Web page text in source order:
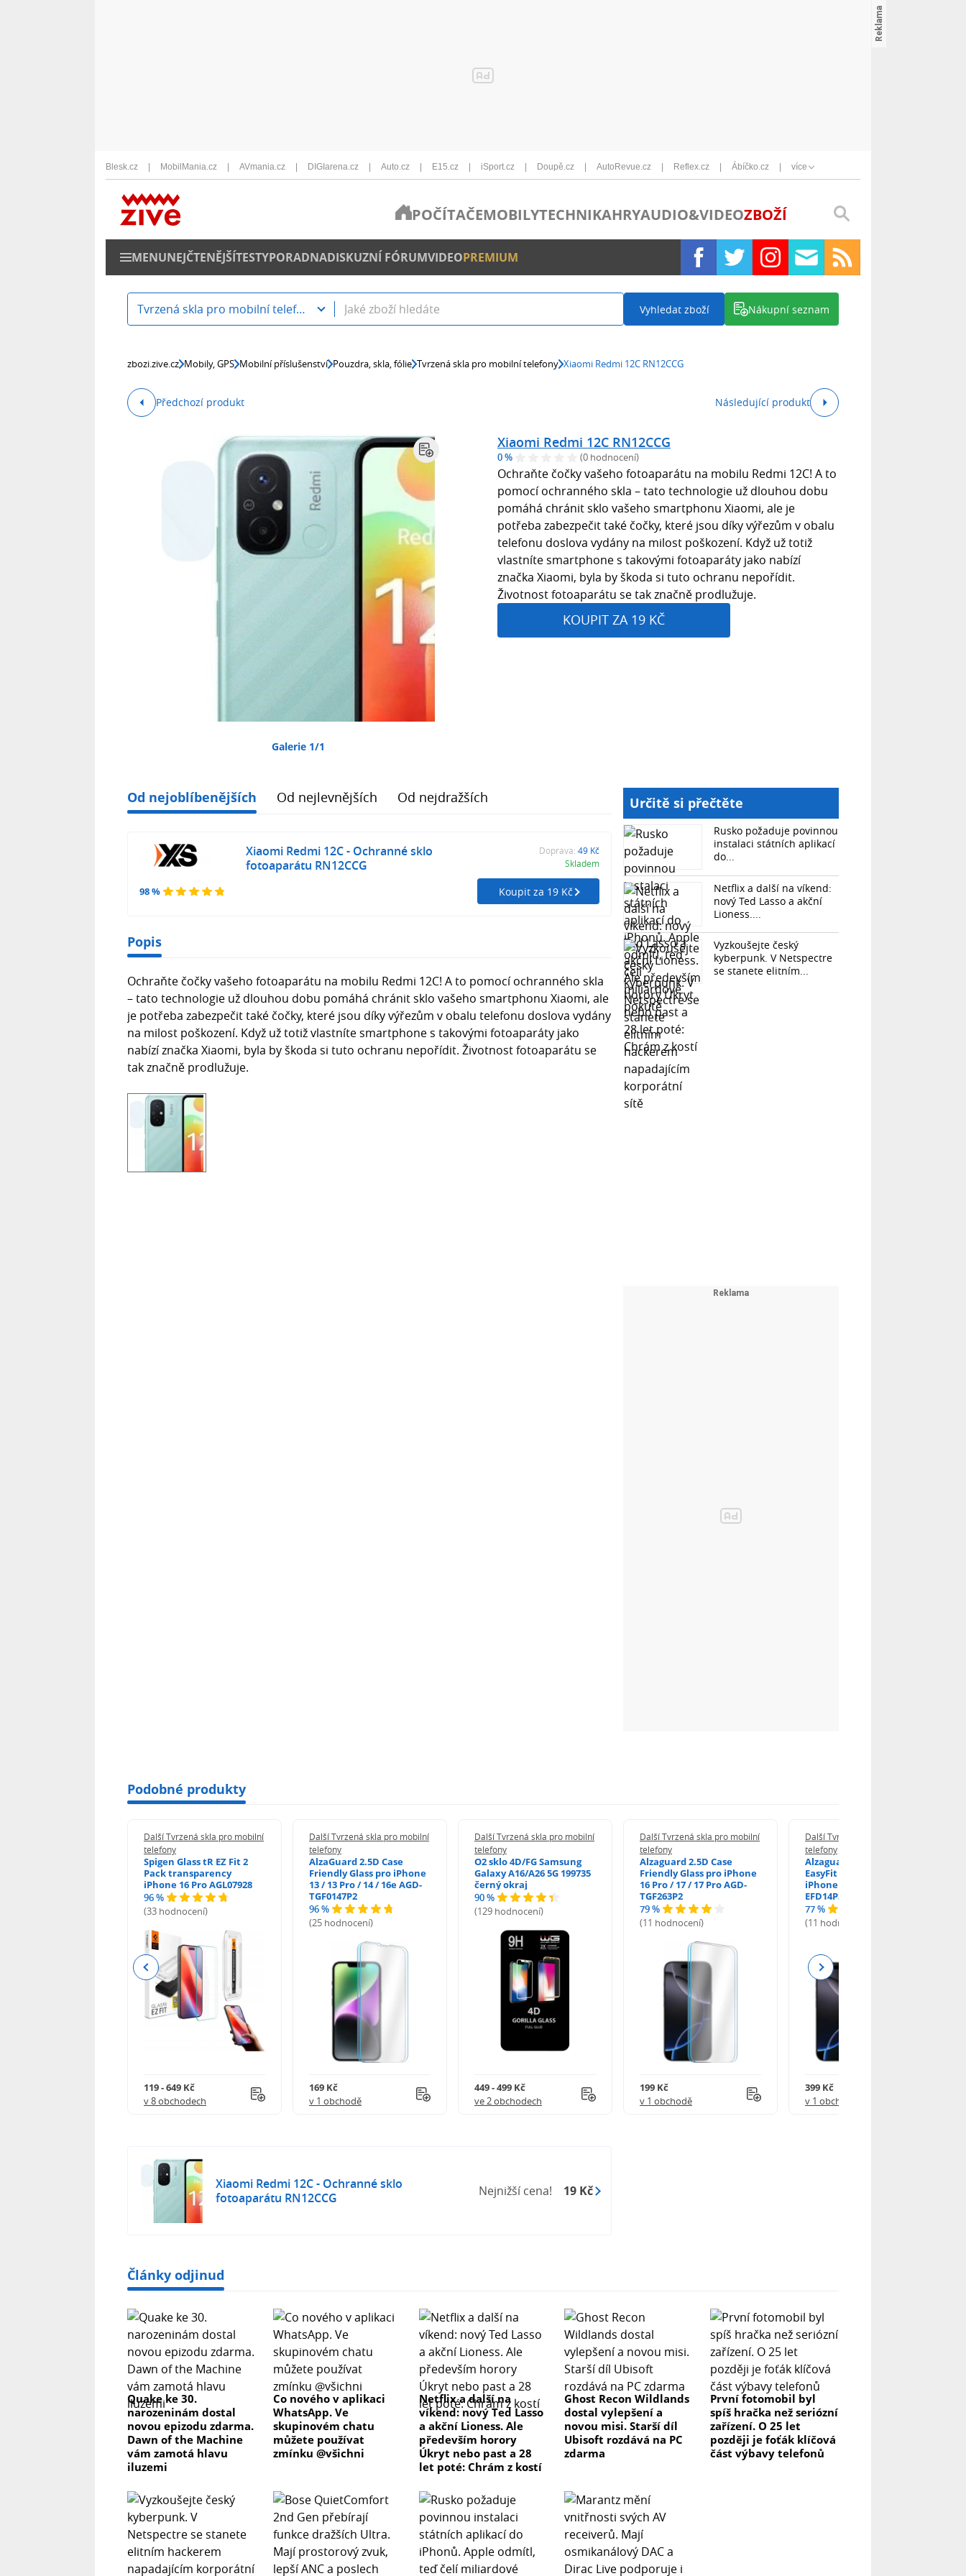
Blesk.cz MobilMania.cz AVmania.cz DIGIarena.cz Auto.cz E15.cz iSport.cz Doupě.cz AutoRevue.cz Reflex.cz Ábíčko.cz více
POČÍTAČEMOBILYTECHNIKAHRYAUDIO&VIDEOZBOŽÍ
MENUNEJČTENĚJŠÍTESTYPORADNADISKUZNÍ FÓRUMVIDEOPREMIUM
Tvrzená skla pro mobilní telefony Vyhledat zboží Nákupní seznam
zbozi.zive.cz Mobily, GPS Mobilní příslušenství Pouzdra, skla, fólie Tvrzená skla pro mobilní telefony Xiaomi Redmi 12C RN12CCG
Předchozí produkt Následující produkt
Galerie 1/1
Xiaomi Redmi 12C RN12CCG
0 % (0 hodnocení)
Ochraňte čočky vašeho fotoaparátu na mobilu Redmi 12C! A to
pomocí ochranného skla – tato technologie už dlouhou dobu
pomáhá chránit sklo vašeho smartphonu Xiaomi, ale je
potřeba zabezpečit také čočky, které jsou díky výřezům v obalu
telefonu doslova vydány na milost poškození. Když už totiž
vlastníte smartphone s takovými fotoaparáty jako nabízí
značka Xiaomi, byla by škoda si tuto ochranu nepořídit.
Životnost fotoaparátu se tak značně prodlužuje.
KOUPIT ZA 19 KČ
Od nejoblíbenějších Od nejlevnějších Od nejdražších
98 %
Xiaomi Redmi 12C - Ochranné sklo
fotoaparátu RN12CCG
Doprava: 49 Kč
Skladem
Koupit za 19 Kč
Popis
Ochraňte čočky vašeho fotoaparátu na mobilu Redmi 12C! A to pomocí ochranného skla
– tato technologie už dlouhou dobu pomáhá chránit sklo vašeho smartphonu Xiaomi, ale
je potřeba zabezpečit také čočky, které jsou díky výřezům v obalu telefonu doslova vydány
na milost poškození. Když už totiž vlastníte smartphone s takovými fotoaparáty jako
nabízí značka Xiaomi, byla by škoda si tuto ochranu nepořídit. Životnost fotoaparátu se
tak značně prodlužuje.
Určitě si přečtěte
Rusko požaduje povinnou
instalaci státních aplikací
do...
Netflix a další na víkend:
nový Ted Lasso a akční
Lioness....
Vyzkoušejte český
kyberpunk. V Netspectre
se stanete elitním...
Podobné produkty
Další Tvrzená skla pro mobilní
telefony
Spigen Glass tR EZ Fit 2
Pack transparency
iPhone 16 Pro AGL07928
96 %
(33 hodnocení)
119 - 649 Kč
v 8 obchodech
Další Tvrzená skla pro mobilní
telefony
AlzaGuard 2.5D Case
Friendly Glass pro iPhone
13 / 13 Pro / 14 / 16e AGD-
TGF0147P2
96 %
(25 hodnocení)
169 Kč
v 1 obchodě
Další Tvrzená skla pro mobilní
telefony
O2 sklo 4D/FG Samsung
Galaxy A16/A26 5G 199735
černý okraj
90 %
(129 hodnocení)
449 - 499 Kč
ve 2 obchodech
Další Tvrzená skla pro mobilní
telefony
Alzaguard 2.5D Case
Friendly Glass pro iPhone
16 Pro / 17 / 17 Pro AGD-
TGF263P2
79 %
(11 hodnocení)
199 Kč
v 1 obchodě
Další Tvrzená skla pro mobilní
telefony
Alzaguard 2.5D Glass
EasyFit DustFree pro
iPhone 16 Pro / 17 AGD-
EFD14P3
77 %
(11 hodnocení)
399 Kč
v 1 obchodě
Previous Next
Xiaomi Redmi 12C - Ochranné sklo
fotoaparátu RN12CCG
Nejnižší cena! 19 Kč
Články odjinud
Quake ke 30.
narozeninám dostal
novou epizodu zdarma.
Dawn of the Machine
vám zamotá hlavu
iluzemi
Co nového v aplikaci
WhatsApp. Ve
skupinovém chatu
můžete používat
zmínku @všichni
Netflix a další na
víkend: nový Ted Lasso
a akční Lioness. Ale
především horory
Úkryt nebo past a 28
let poté: Chrám z kostí
Ghost Recon Wildlands
dostal vylepšení a
novou misi. Starší díl
Ubisoft rozdává na PC
zdarma
První fotomobil byl
spíš hračka než seriózní
zařízení. O 25 let
později je foťák klíčová
část výbavy telefonů